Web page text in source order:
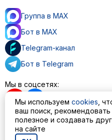
Группа в MAX
Бот в MAX
Telegram-канал
Бот в Telegram
Мы в соцсетях:
Пользовательское соглашение
Политика обработки
Мы используем cookies ,
ваш поиск, рекомендовать
полезное и создавать
на сайте